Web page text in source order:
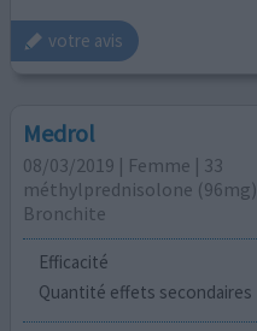
votre avis
Medrol
08/03/2019 | Femme | 33
méthylprednisolone (96mg)
Bronchite
Efficacité
Quantité effets secondaires